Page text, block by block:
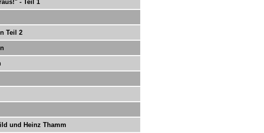
- Teil 1
Teil 2
und Heinz Thamm